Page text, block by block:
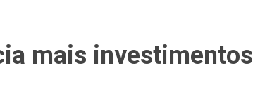
mais investimentos